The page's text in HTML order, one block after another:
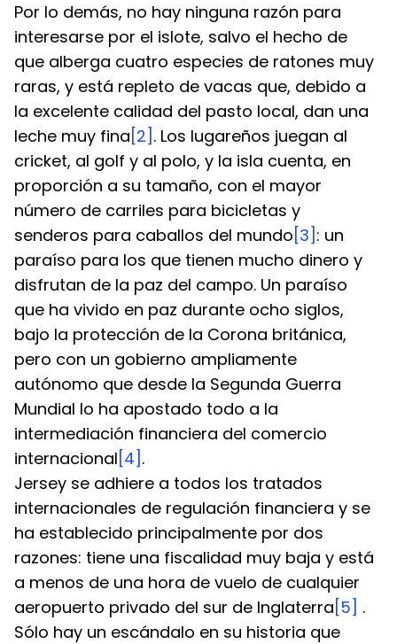
Por lo demás, no hay ninguna razón para
interesarse por el islote, salvo el hecho de
que alberga cuatro especies de ratones muy
raras, y está repleto de vacas que, debido a
la excelente calidad del pasto local, dan una
leche muy fina [2] . Los lugareños juegan al
cricket, al golf y al polo, y la isla cuenta, en
proporción a su tamaño, con el mayor
número de carriles para bicicletas y
senderos para caballos del mundo [3] : un
paraíso para los que tienen mucho dinero y
disfrutan de la paz del campo. Un paraíso
que ha vivido en paz durante ocho siglos,
bajo la protección de la Corona británica,
pero con un gobierno ampliamente
autónomo que desde la Segunda Guerra
Mundial lo ha apostado todo a la
intermediación financiera del comercio
internacional [4] .
Jersey se adhiere a todos los tratados
internacionales de regulación financiera y se
ha establecido principalmente por dos
razones: tiene una fiscalidad muy baja y está
a menos de una hora de vuelo de cualquier
aeropuerto privado del sur de Inglaterra [5] .
Sólo hay un escándalo en su historia que